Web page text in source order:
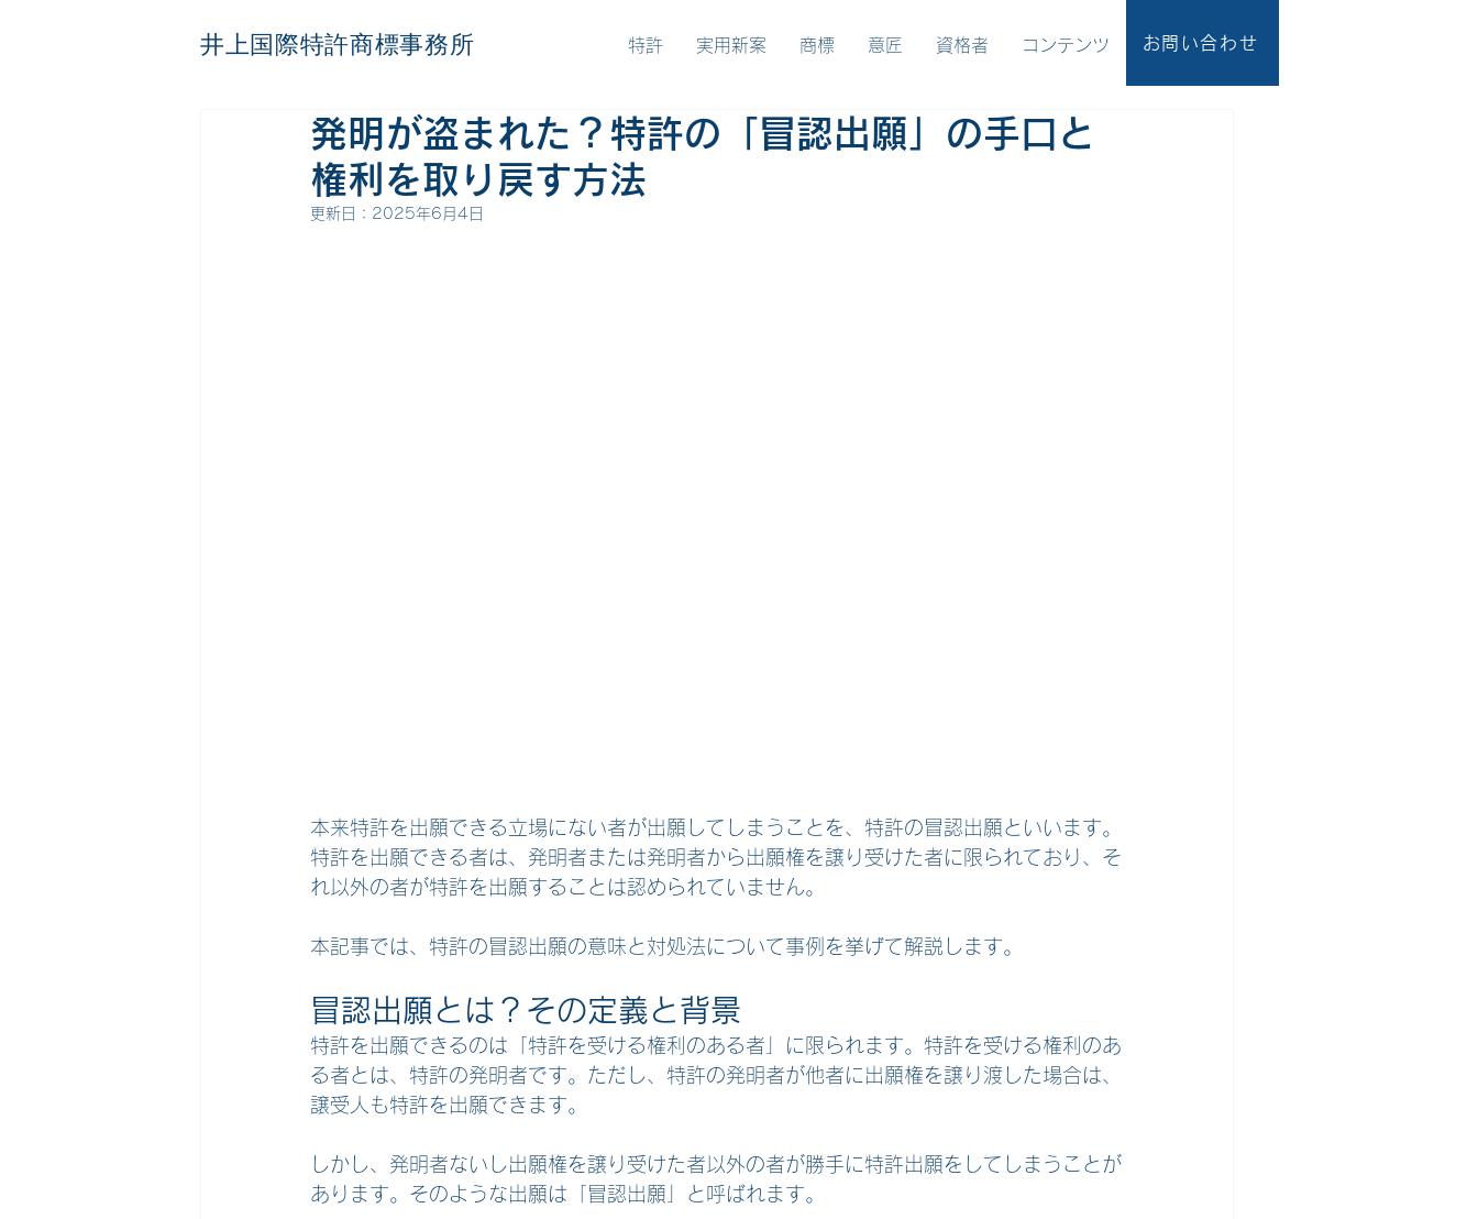
井上国際特許商標事務所 特許 実用新案 商標 意匠 資格者 コンテンツ お問い合わせ
発明が盗まれた？特許の「冒認出願」の手口と
権利を取り戻す方法
更新日： 2025年6月4日
本来特許を出願できる立場にない者が出願してしまうことを、特許の冒認出願といいます。
特許を出願できる者は、発明者または発明者から出願権を譲り受けた者に限られており、そ
れ以外の者が特許を出願することは認められていません。
本記事では、特許の冒認出願の意味と対処法について事例を挙げて解説します。
冒認出願とは？その定義と背景
特許を出願できるのは「特許を受ける権利のある者」に限られます。特許を受ける権利のあ
る者とは、特許の発明者です。ただし、特許の発明者が他者に出願権を譲り渡した場合は、
譲受人も特許を出願できます。
しかし、発明者ないし出願権を譲り受けた者以外の者が勝手に特許出願をしてしまうことが
あります。そのような出願は「冒認出願」と呼ばれます。